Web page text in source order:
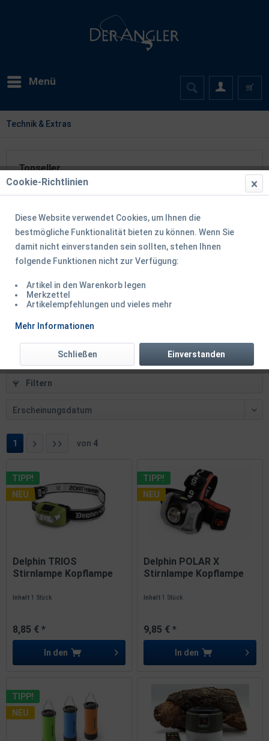
Menü
Technik & Extras
Topseller
Nash Moonshine Micro Lite Kopflampe SALE
Filtern
1 von 4
TIPP!
NEU
Delphin TRIOS
Stirnlampe Kopflampe
Inhalt1 Stück
8,85 € *
In den
TIPP!
NEU
Delphin POLAR X
Stirnlampe Kopflampe
Inhalt1 Stück
9,85 € *
In den
TIPP!
NEU
Cookie-Richtlinien
Diese Website verwendet Cookies, um Ihnen die
bestmögliche Funktionalität bieten zu können. Wenn Sie
damit nicht einverstanden sein sollten, stehen Ihnen
folgende Funktionen nicht zur Verfügung:
Artikel in den Warenkorb legen
Merkzettel
Artikelempfehlungen und vieles mehr
Mehr Informationen
Einverstanden
Schließen